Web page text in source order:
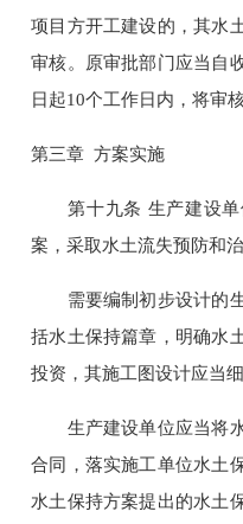
项目方开工建设的，其水
审核。原审批部门应当自
日起10个工作日内，将审
第三章 方案实施
第十九条 生产建设单
案，采取水土流失预防和
需要编制初步设计的生
括水土保持篇章，明确水
投资，其施工图设计应当
生产建设单位应当将水
合同，落实施工单位水土
水土保持方案提出的水土